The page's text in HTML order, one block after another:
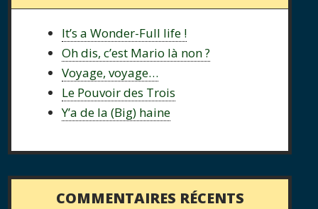
It’s a Wonder-Full life !
Oh dis, c’est Mario là non ?
Voyage, voyage…
Le Pouvoir des Trois
Y’a de la (Big) haine
COMMENTAIRES RÉCENTS